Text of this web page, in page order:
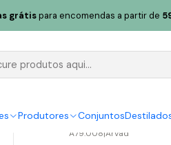
Produtores Conjuntos
grátispara encomendas a partir de
Magnum
A79.008|Arvad